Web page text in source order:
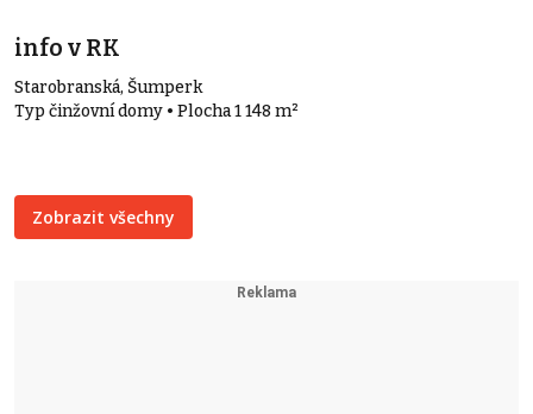
info v RK
Starobranská, Šumperk
Typ činžovní domy • Plocha 1 148 m²
Zobrazit všechny